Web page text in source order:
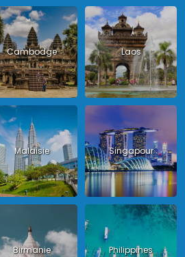
Cambodge Laos
Malaisie Singapour
Birmanie Philippines